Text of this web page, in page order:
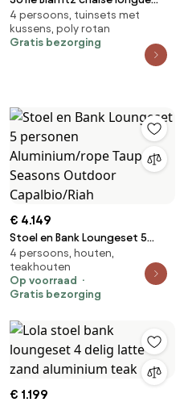
loungeset 4 delig keramiek
amber 4 Seasons Outdoor
4 persoons, tuinsets met
kussens, poly rotan
Gratis bezorging
€ 4.149
Stoel en Bank Loungeset 5
personen Aluminium/rope
Taupe 4 Seasons Outdoor
Capalbio/Riah
4 persoons, houten,
teakhouten
Op voorraad
Gratis bezorging
€ 1.199